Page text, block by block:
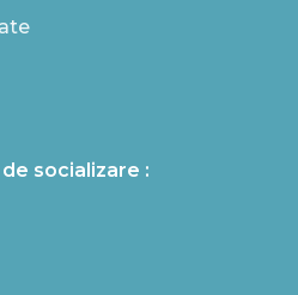
socializare :